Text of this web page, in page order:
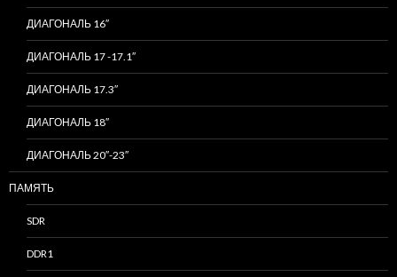
ДИАГОНАЛЬ 16″
ДИАГОНАЛЬ 17 -17.1″
ДИАГОНАЛЬ 17.3″
ДИАГОНАЛЬ 18″
ДИАГОНАЛЬ 20″-23″
ПАМЯТЬ
SDR
DDR1